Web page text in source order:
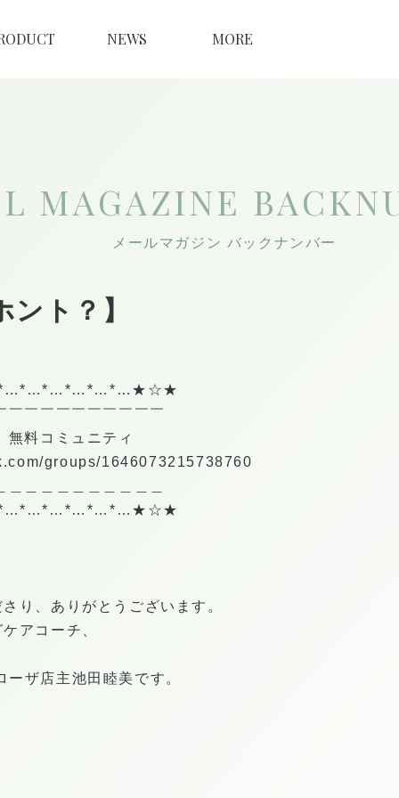
NEWS MORE
MAGAZINE
メールマガジン バックナンバー
ト？】
￣￣￣￣￣￣￣￣￣￣
料コミュニティ
groups/1646073215738760
り、ありがとうございます。
アコーチ、
ザ店主池田睦美です。